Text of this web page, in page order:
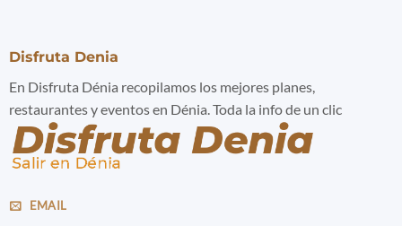
Disfruta Denia
En Disfruta Dénia recopilamos los mejores planes,
restaurantes y eventos en Dénia. Toda la info de un clic
EMAIL